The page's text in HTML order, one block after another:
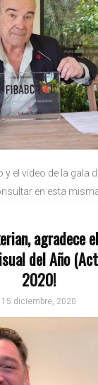
y el vídeo de la gala
en esta
agradece
del Año
2020!
15 diciembre, 2020